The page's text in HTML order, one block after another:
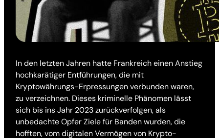
In den letzten Jahren hatte Frankreich einen Anstieg
hochkarätiger Entführungen, die mit
Kryptowährungs-Erpressungen verbunden waren,
zu verzeichnen. Dieses kriminelle Phänomen lässt
sich bis ins Jahr 2023 zurückverfolgen, als
unbedachte Opfer Ziele für Banden wurden, die
hofften, vom digitalen Vermögen von Krypto-